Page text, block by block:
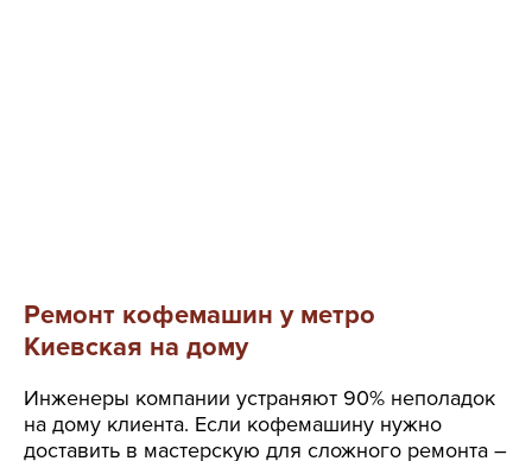
Ремонт кофемашин у метро
Киевская на дому
Инженеры компании устраняют 90% неполадок
на дому клиента. Если кофемашину нужно
доставить в мастерскую для сложного ремонта –